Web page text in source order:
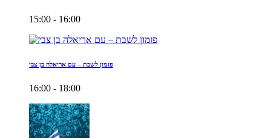
15:00 - 16:00
פזמון לשבת – עם אריאלה בן צבי
16:00 - 18:00